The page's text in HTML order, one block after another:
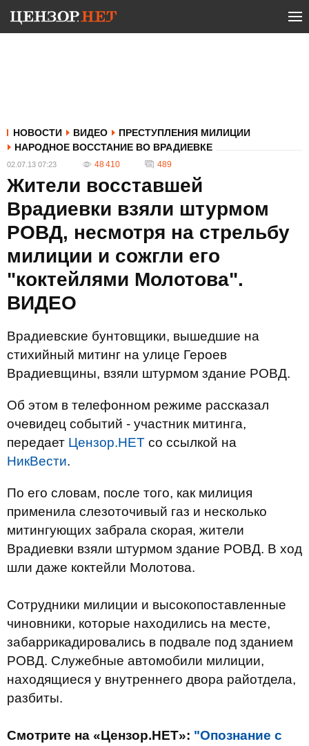
НОВОСТИ ВИДЕО
ПРЕСТУПЛЕНИЯ МИЛИЦИИ
НАРОДНОЕ ВОССТАНИЕ ВО ВРАДИЕВКЕ
02.07.13 07:23 48 410 489
Жители восставшей
Врадиевки взяли штурмом
РОВД, несмотря на стрельбу
милиции и сожгли его
"коктейлями Молотова".
ВИДЕО
Врадиевские бунтовщики, вышедшие на
стихийный митинг на улице Героев
Врадиевщины, взяли штурмом здание РОВД.
Об этом в телефонном режиме рассказал
очевидец событий - участник митинга,
передает Цензор.НЕТ со ссылкой на
НикВести.
По его словам, после того, как милиция
применила слезоточивый газ и несколько
митингующих забрала скорая, жители
Врадиевки взяли штурмом здание РОВД. В ход
шли даже коктейли Молотова.
Сотрудники милиции и высокопоставленные
чиновники, которые находились на месте,
забаррикадировались в подвале под зданием
РОВД. Служебные автомобили милиции,
находящиеся у внутреннего двора райотдела,
разбиты.
Смотрите на «Цензор.НЕТ»: "Опознание с